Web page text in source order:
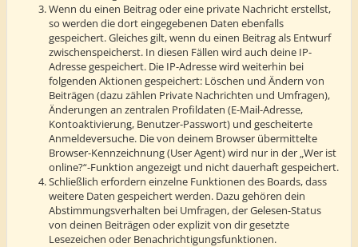
Wenn du einen Beitrag oder eine private Nachricht erstellst,
so werden die dort eingegebenen Daten ebenfalls
gespeichert. Gleiches gilt, wenn du einen Beitrag als Entwurf
zwischenspeicherst. In diesen Fällen wird auch deine IP-
Adresse gespeichert. Die IP-Adresse wird weiterhin bei
folgenden Aktionen gespeichert: Löschen und Ändern von
Beiträgen (dazu zählen Private Nachrichten und Umfragen),
Änderungen an zentralen Profildaten (E-Mail-Adresse,
Kontoaktivierung, Benutzer-Passwort) und gescheiterte
Anmeldeversuche. Die von deinem Browser übermittelte
Browser-Kennzeichnung (User Agent) wird nur in der „Wer ist
online?“-Funktion angezeigt und nicht dauerhaft gespeichert.
Schließlich erfordern einzelne Funktionen des Boards, dass
weitere Daten gespeichert werden. Dazu gehören dein
Abstimmungsverhalten bei Umfragen, der Gelesen-Status
von deinen Beiträgen oder explizit von dir gesetzte
Lesezeichen oder Benachrichtigungsfunktionen.